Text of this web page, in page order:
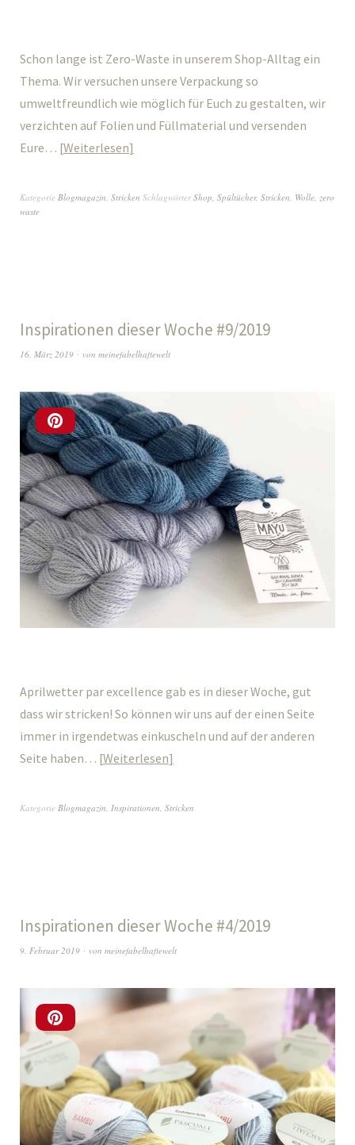
Schon lange ist Zero-Waste in unserem Shop-Alltag ein
Thema. Wir versuchen unsere Verpackung so
umweltfreundlich wie möglich für Euch zu gestalten, wir
verzichten auf Folien und Füllmaterial und versenden
Eure… Weiterlesen
Kategorie Blogmagazin Stricken SchlagwörterShop Spültücher, Stricken Wolle zero
waste
Inspirationen dieser Woche #9/2019
16. März 2019 von meinefabelhaftewelt
Aprilwetter par excellence gab es in dieser Woche, gut
dass wir stricken! So können wir uns auf der einen Seite
immer in irgendetwas einkuscheln und auf der anderen
Seite haben… Weiterlesen
Kategorie Blogmagazin, Inspirationen, Stricken
Inspirationen dieser Woche #4/2019
9. Februar 2019 von meinefabelhaftewelt